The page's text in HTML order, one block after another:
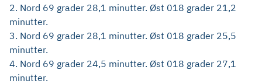
2. Nord 69 grader 28,1 minutter. Øst 018 grader 21,2
minutter.
3. Nord 69 grader 28,1 minutter. Øst 018 grader 25,5
minutter.
4. Nord 69 grader 24,5 minutter. Øst 018 grader 27,1
minutter.